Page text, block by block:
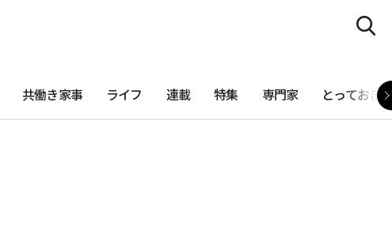
共働き家事 ライフ 連載 特集 専門家 とっておき